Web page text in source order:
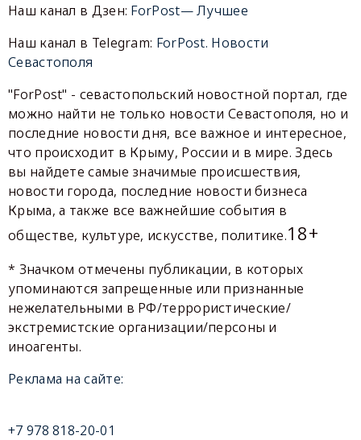
Наш канал в Дзен: ForPost— Лучшее
Наш канал в Telegram: ForPost. Новости
Севастополя
"ForPost" - севастопольский новостной портал, где
можно найти не только новости Севастополя, но и
последние новости дня, все важное и интересное,
что происходит в Крыму, России и в мире. Здесь
вы найдете самые значимые происшествия,
новости города, последние новости бизнеса
Крыма, а также все важнейшие события в
обществе, культуре, искусстве, политике.18+
* Значком отмечены публикации, в которых
упоминаются запрещенные или признанные
нежелательными в РФ/террористические/
экстремистские организации/персоны и
иноагенты.
Реклама на сайте:
+7 978 818-20-01